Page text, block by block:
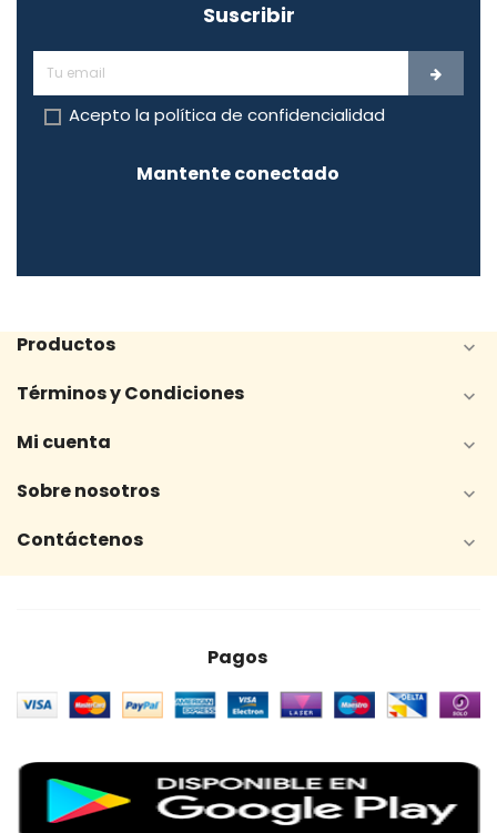
Suscribir
Acepto la política de confidencialidad
Mantente conectado
Productos 
Términos y Condiciones 
Mi cuenta 
Sobre nosotros 
Contáctenos 
Pagos